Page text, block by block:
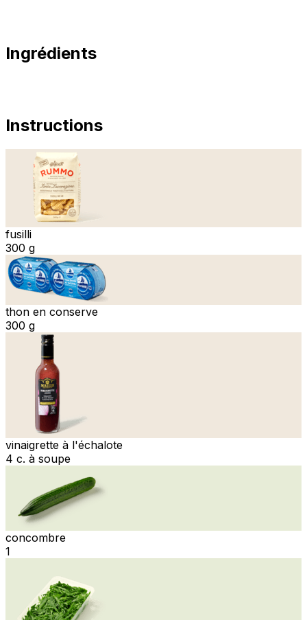
Ingrédients
Instructions
fusilli
300 g
thon en conserve
300 g
vinaigrette à l'échalote
4 c. à soupe
concombre
1